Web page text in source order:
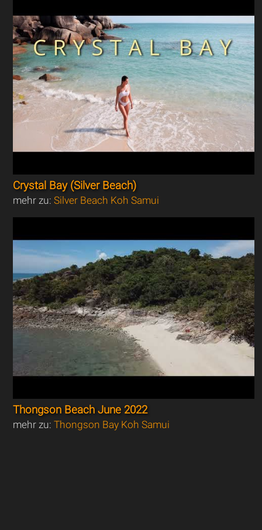
Crystal Bay (Silver Beach)
mehr zu:Silver Beach Koh Samui
Thongson Beach June 2022
mehr zu:Thongson Bay Koh Samui